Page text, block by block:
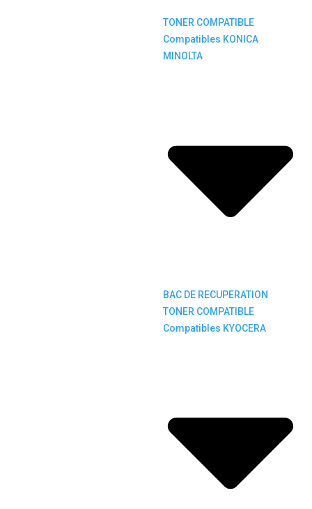
TONER COMPATIBLE
Compatibles KONICA
MINOLTA
BAC DE RECUPERATION
TONER COMPATIBLE
Compatibles KYOCERA